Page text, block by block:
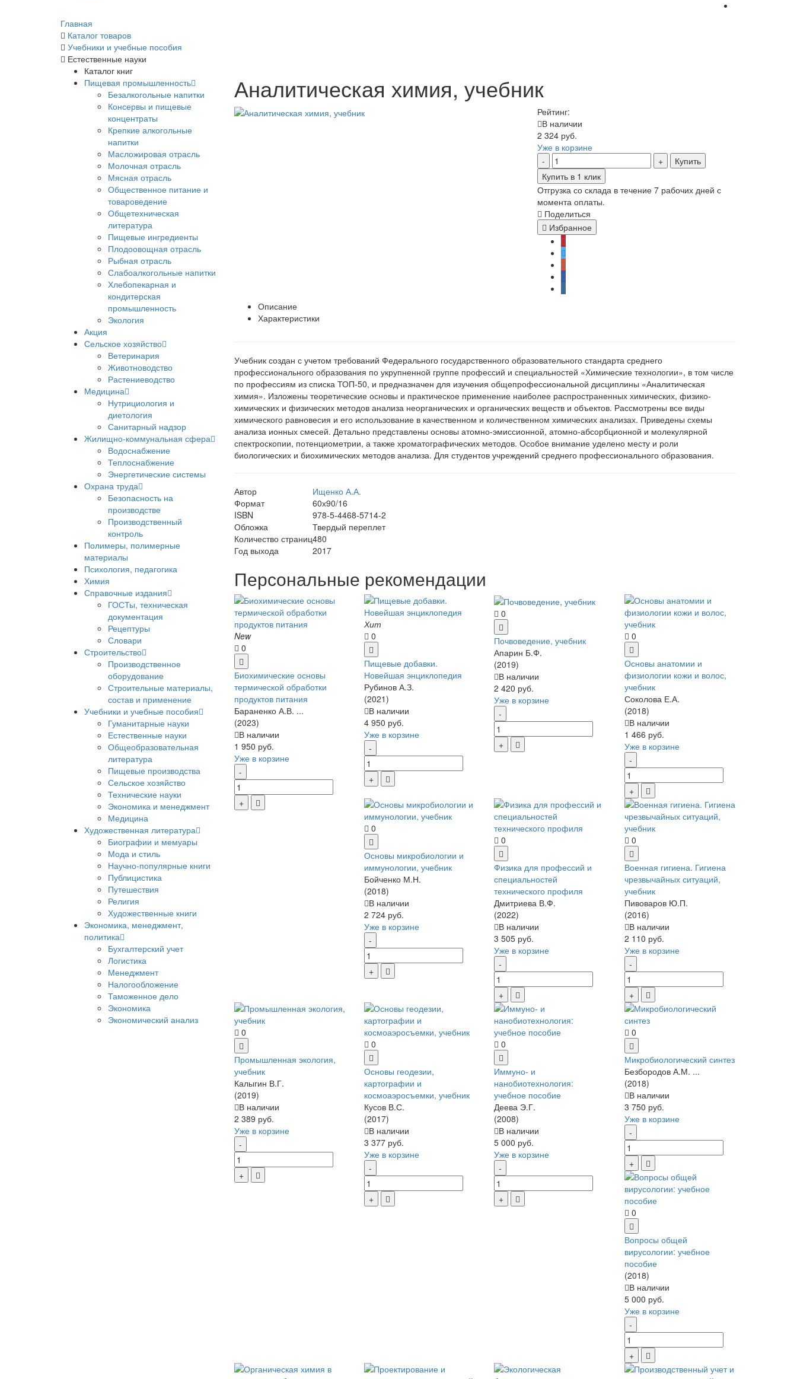
Главная
Каталог товаров
Учебники и учебные пособия
Естественные науки
Каталог книг
Пищевая промышленность
Безалкогольные напитки
Консервы и пищевые
концентраты
Крепкие алкогольные
напитки
Масложировая отрасль
Молочная отрасль
Мясная отрасль
Общественное питание и
товароведение
Общетехническая
литература
Пищевые ингредиенты
Плодоовощная отрасль
Рыбная отрасль
Слабоалкогольные напитки
Хлебопекарная и
кондитерская
промышленность
Экология
Акция
Сельское хозяйство
Ветеринария
Животноводство
Растениеводство
Медицина
Нутрициология и
диетология
Санитарный надзор
Жилищно-коммунальная сфера
Водоснабжение
Теплоснабжение
Энергетические системы
Охрана труда
Безопасность на
производстве
Производственный
контроль
Полимеры, полимерные
материалы
Психология, педагогика
Химия
Справочные издания
ГОСТы, техническая
документация
Рецептуры
Словари
Строительство
Производственное
оборудование
Строительные материалы,
состав и применение
Учебники и учебные пособия
Гуманитарные науки
Естественные науки
Общеобразовательная
литература
Пищевые производства
Сельское хозяйство
Технические науки
Экономика и менеджмент
Медицина
Художественная литература
Биографии и мемуары
Мода и стиль
Научно-популярные книги
Публицистика
Путешествия
Религия
Художественные книги
Экономика, менеджмент,
политика
Бухгалтерский учет
Логистика
Менеджмент
Налогообложение
Таможенное дело
Экономика
Экономический анализ
Аналитическая химия, учебник
Рейтинг:
В наличии
2 324 руб.
Уже в корзине
Купить
Купить в 1 клик
Отгрузка со склада в течение 7 рабочих дней с
момента оплаты.
Поделиться
Избранное
Описание
Характеристики
Учебник создан с учетом требований Федерального государственного образовательного стандарта среднего
профессионального образования по укрупненной группе профессий и специальностей «Химические технологии», в том числе
по профессиям из списка ТОП-50, и предназначен для изучения общепрофессиональной дисциплины «Аналитическая
химия». Изложены теоретические основы и практическое применение наиболее распространенных химических, физико-
химических и физических методов анализа неорганических и органических веществ и объектов. Рассмотрены все виды
химического равновесия и его использование в качественном и количественном химических анализах. Приведены схемы
анализа ионных смесей. Детально представлены основы атомно-эмиссионной, атомно-абсорбционной и молекулярной
спектроскопии, потенциометрии, а также хроматографических методов. Особое внимание уделено месту и роли
биологических и биохимических методов анализа. Для студентов учреждений среднего профессионального образования.
Автор
Ищенко А.А.
Формат
60х90/16
ISBN
978-5-4468-5714-2
Обложка
Твердый переплет
Количество страниц480
Год выхода
2017
Персональные рекомендации
New
0
Биохимические основы
термической обработки
продуктов питания
Бараненко А.В. ...
(2023)
В наличии
1 950 руб.
Уже в корзине
Хит
0
Пищевые добавки.
Новейшая энциклопедия
Рубинов А.З.
(2021)
В наличии
4 950 руб.
Уже в корзине
0
Почвоведение, учебник
Апарин Б.Ф.
(2019)
В наличии
2 420 руб.
Уже в корзине
0
Основы анатомии и
физиологии кожи и волос,
учебник
Соколова Е.А.
(2018)
В наличии
1 466 руб.
Уже в корзине
0
Основы микробиологии и
иммунологии, учебник
Бойченко М.Н.
(2018)
В наличии
2 724 руб.
Уже в корзине
0
Физика для профессий и
специальностей
технического профиля
Дмитриева В.Ф.
(2022)
В наличии
3 505 руб.
Уже в корзине
0
Военная гигиена. Гигиена
чрезвычайных ситуаций,
учебник
Пивоваров Ю.П.
(2016)
В наличии
2 110 руб.
Уже в корзине
0
Промышленная экология,
учебник
Калыгин В.Г.
(2019)
В наличии
2 389 руб.
Уже в корзине
0
Основы геодезии,
картографии и
космоаэросъемки, учебник
Кусов В.С.
(2017)
В наличии
3 377 руб.
Уже в корзине
0
Иммуно- и
нанобиотехнология:
учебное пособие
Деева Э.Г.
(2008)
В наличии
5 000 руб.
Уже в корзине
0
Микробиологический синтез
Безбородов А.М. ...
(2018)
В наличии
3 750 руб.
Уже в корзине
0
Вопросы общей
вирусологии: учебное
пособие
(2018)
В наличии
5 000 руб.
Уже в корзине